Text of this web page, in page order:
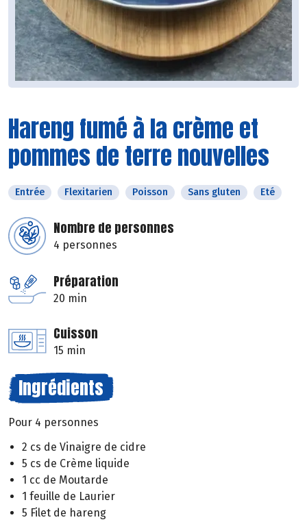
Hareng fumé à la crème et
pommes de terre nouvelles
Entrée Flexitarien Poisson Sans gluten Eté
Nombre de personnes
4 personnes
Préparation
20 min
Cuisson
15 min
Ingrédients
Pour 4 personnes
2 cs de Vinaigre de cidre
5 cs de Crème liquide
1 cc de Moutarde
1 feuille de Laurier
5 Filet de hareng